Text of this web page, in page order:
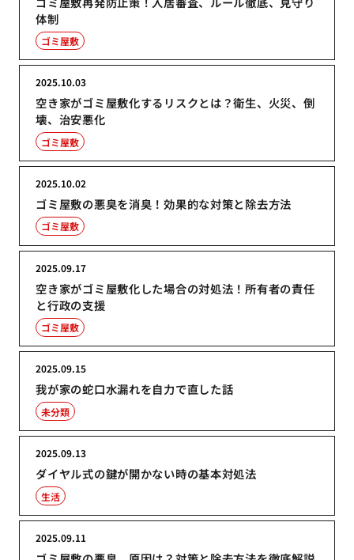
体制
ゴミ屋敷
空き家がゴミ屋敷化するリスクとは？衛生、火災、倒
壊、治安悪化
2025.10.03
ゴミ屋敷
ゴミ屋敷の悪臭を消臭！効果的な対策と除去方法
2025.10.02
ゴミ屋敷
空き家がゴミ屋敷化した場合の対処法！所有者の責任
と行政の支援
2025.09.17
ゴミ屋敷
我が家の蛇口水漏れを自力で直した話
2025.09.15
未分類
ダイヤル式の鍵が開かない時の基本対処法
2025.09.13
生活
2025.09.11